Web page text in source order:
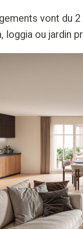
vont du
loggia ou jardin